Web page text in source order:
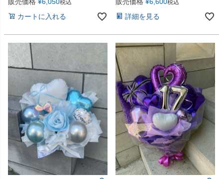
税込
カートに入れる
税込
詳細を見る